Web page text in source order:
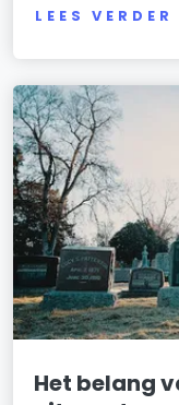
LEES VERDER
Het belang